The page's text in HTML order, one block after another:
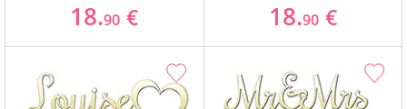
18.90 € 18.90 €